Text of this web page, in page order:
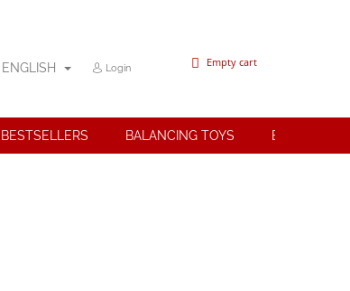
ENGLISH Login
SHOPPING
Empty cart
BESTSELLERS BALANCING TOYS BRANDS